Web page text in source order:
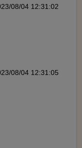
08/04 12:31:02
08/04 12:31:05